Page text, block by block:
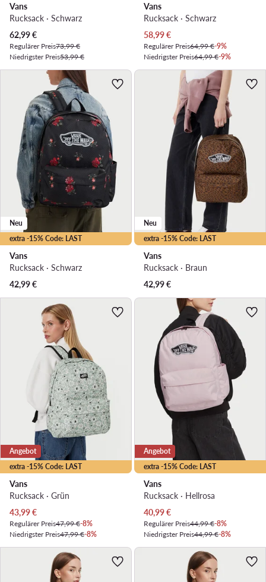
Vans
Rucksack · Schwarz
Aktueller Preis
62,99€
Regulärer Preis73,99 €
Niedrigster Preis53,99 €
Vans
Rucksack · Schwarz
Aktueller Preis
58,99€
Regulärer Preis64,99 €-9%
Niedrigster Preis64,99 €-9%
extra -15% Code: LAST
Neu
Vans
Rucksack · Schwarz
42,99€
extra -15% Code: LAST
Neu
Vans
Rucksack · Braun
42,99€
extra -15% Code: LAST
Angebot
Vans
Rucksack · Grün
Aktueller Preis
43,99€
Regulärer Preis47,99 €-8%
Niedrigster Preis47,99 €-8%
extra -15% Code: LAST
Angebot
Vans
Rucksack · Hellrosa
Aktueller Preis
40,99€
Regulärer Preis44,99 €-8%
Niedrigster Preis44,99 €-8%